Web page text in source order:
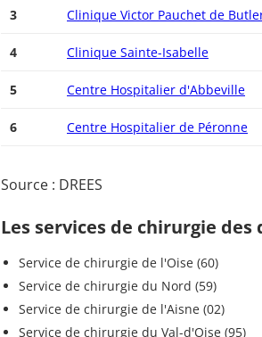
3 Clinique Victor Pauchet de
4 Clinique Sainte-Isabelle
5 Centre Hospitalier d'Abbeville
6 Centre Hospitalier de Péronne
Source : DREES
Les services de chirurgie
Service de chirurgie de l'Oise (60)
Service de chirurgie du Nord (59)
Service de chirurgie de l'Aisne (02)
Service de chirurgie du Val-d'Oise (95)